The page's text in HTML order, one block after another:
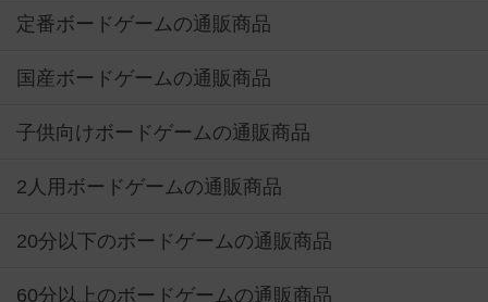
定番ボードゲームの通販商品
国産ボードゲームの通販商品
子供向けボードゲームの通販商品
2人用ボードゲームの通販商品
20分以下のボードゲームの通販商品
60分以上のボードゲームの通販商品